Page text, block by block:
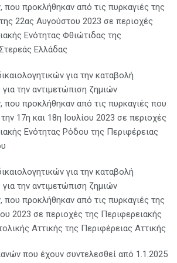
που προκλήθηκαν από τις πυρκαγιές της
22ας Αυγούστου 2023 σε περιοχές
Ενότητας Φθιώτιδας της
Ελλάδας
για την καταβολή
την αντιμετώπιση ζημιών
που προκλήθηκαν από τις πυρκαγιές που
17η και 18η Ιουλίου 2023 σε περιοχές
Ενότητας Ρόδου της Περιφέρειας
για την καταβολή
την αντιμετώπιση ζημιών
που προκλήθηκαν από τις πυρκαγιές της
2023 σε περιοχές της Περιφερειακής
Αττικής της Περιφέρειας Αττικής
που έχουν συντελεσθεί από 1.1.2025